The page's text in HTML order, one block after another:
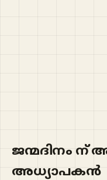
ജന്മദിനം
അധ്യാപകൻ